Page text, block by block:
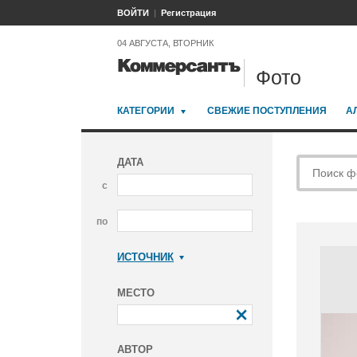
ВОЙТИ Регистрация
04 АВГУСТА, ВТОРНИК
Фото
КАТЕГОРИИ СВЕЖИЕ ПОСТУПЛЕНИЯ
ДАТА
с
по
ИСТОЧНИК
МЕСТО
АВТОР